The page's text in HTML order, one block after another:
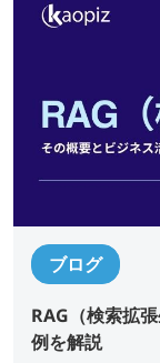
ブログ
RAG（検索拡
例を解説